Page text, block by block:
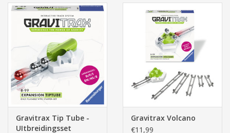
Gravitrax Tip Tube -
UItbreidingsset
Gravitrax Volcano
€11,99